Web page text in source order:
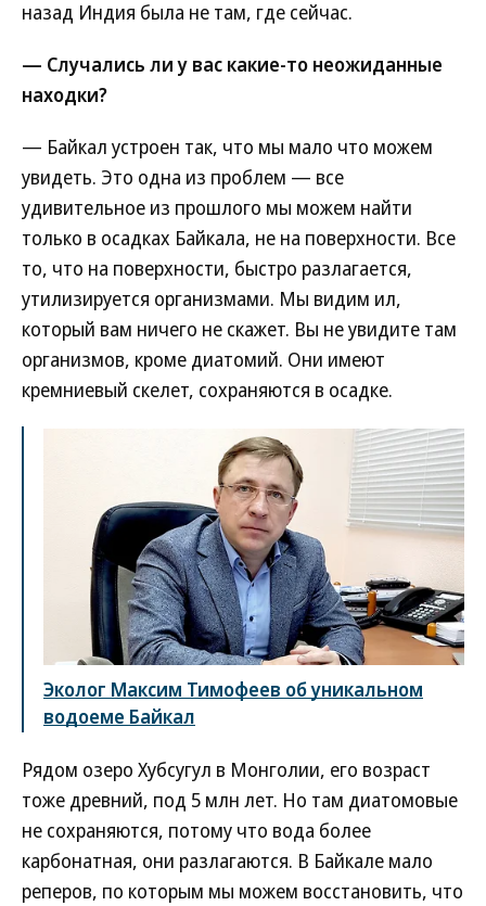
назад Индия была не там, где сейчас.
— Случались ли у вас какие-то неожиданные
находки?
— Байкал устроен так, что мы мало что можем
увидеть. Это одна из проблем — все
удивительное из прошлого мы можем найти
только в осадках Байкала, не на поверхности. Все
то, что на поверхности, быстро разлагается,
утилизируется организмами. Мы видим ил,
который вам ничего не скажет. Вы не увидите там
организмов, кроме диатомий. Они имеют
кремниевый скелет, сохраняются в осадке.
Эколог Максим Тимофеев об уникальном
водоеме Байкал
Рядом озеро Хубсугул в Монголии, его возраст
тоже древний, под 5 млн лет. Но там диатомовые
не сохраняются, потому что вода более
карбонатная, они разлагаются. В Байкале мало
реперов, по которым мы можем восстановить, что